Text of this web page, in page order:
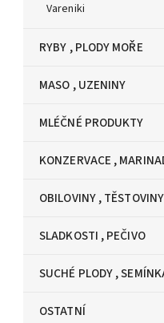
Vareniki
RYBY , PLODY MOŘE
MASO , UZENINY
MLÉČNÉ PRODUKTY
KONZERVACE ,
OBILOVINY , TĚSTOVINY
SLADKOSTI , PEČIVO
SUCHÉ PLODY ,
OSTATNÍ